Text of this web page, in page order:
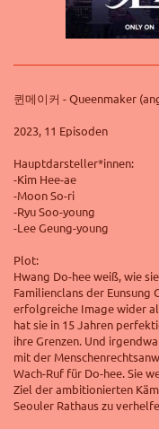
퀸메이커 - Queenmaker
2023, 11 Episoden
Hauptdarsteller*innen:
-Kim Hee-ae
-Moon So-ri
-Ryu Soo-young
-Lee Geung-young
Plot:
Hwang Do-hee weiß, wie
Familienclans der
erfolgreiche Image wider
hat sie in 15 Jahren
ihre Grenzen. Und
mit der
Wach-Ruf für Do-hee. Sie
Ziel der ambitionierten
Seouler Rathaus zu